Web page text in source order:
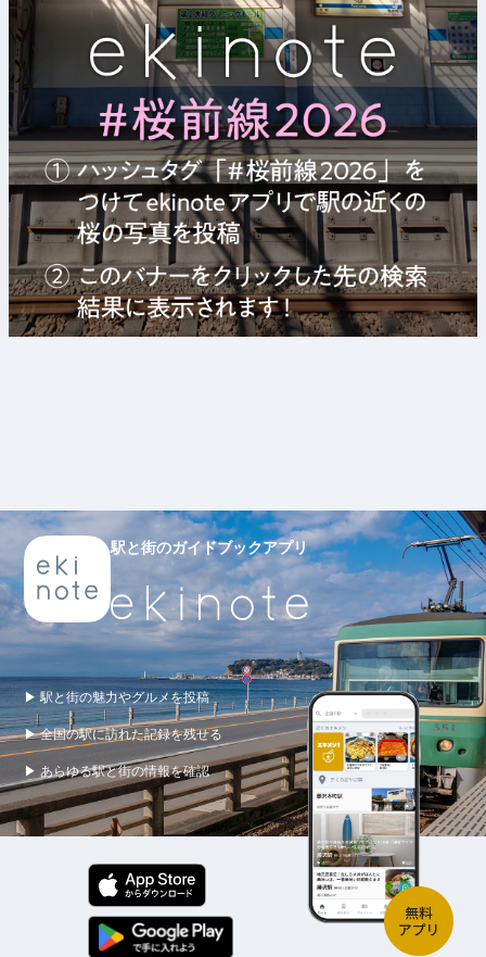
駅と街のガイドブックアプリ
▶ 駅と街の魅力やグルメを投稿
▶ 全国の駅に訪れた記録を残せる
▶ あらゆる駅と街の情報を確認